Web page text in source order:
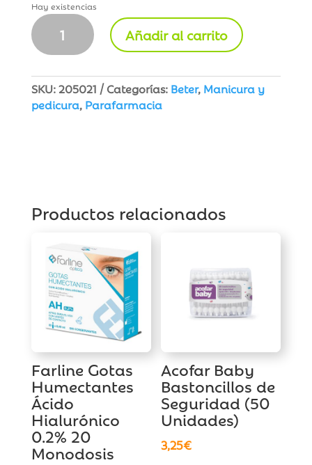
Hay existencias
Beter
Lima
Pedicura
cantidad
Añadir al carrito
SKU:205021 Categorías: Beter, Manicura y
pedicura, Parafarmacia
Productos relacionados
Farline Gotas
Humectantes
Ácido
Hialurónico
0.2% 20
Monodosis
Acofar Baby
Bastoncillos de
Seguridad (50
Unidades)
3,25€